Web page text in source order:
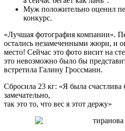
Муж положительно оценил
конкурс.
«Лучшая фотография компании».
остались незамеченными жюри, и
место! Сейчас это фото висит на
это невозможно было бы
встретила Галину Гроссманн.
Сбросила 23 кг: «Я была
замечательно,
так это то, что вес я этот держу»